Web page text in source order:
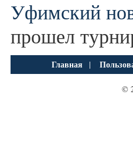
Уфимский
прошел
Главная |
©